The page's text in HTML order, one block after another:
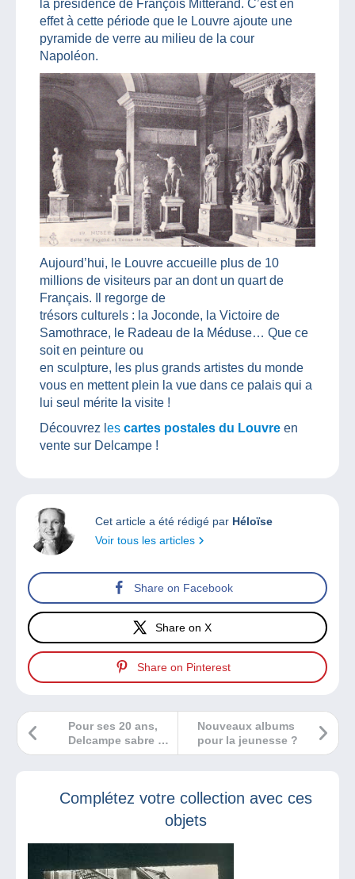
la présidence de François Mitterand. C’est en
effet à cette période que le Louvre ajoute une
pyramide de verre au milieu de la cour
Napoléon.
Aujourd’hui, le Louvre accueille plus de 10
millions de visiteurs par an dont un quart de
Français. Il regorge de
trésors culturels : la Joconde, la Victoire de
Samothrace, le Radeau de la Méduse… Que ce
soit en peinture ou
en sculpture, les plus grands artistes du monde
vous en mettent plein la vue dans ce palais qui a
lui seul mérite la visite !
Découvrez l es cartes postales du Louvre en
vente sur Delcampe !
Cet article a été rédigé par Héloïse
Voir tous les articles
Share on Facebook
Share on X
Share on Pinterest
Nouveaux albums
pour la jeunesse ?
Pour ses 20 ans,
Delcampe sabre le
champagne avec
Complétez votre collection avec ces
objets